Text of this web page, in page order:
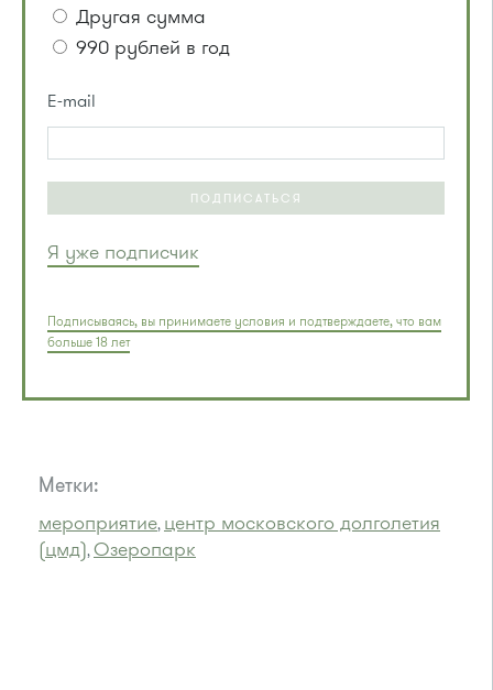
Другая сумма
990 рублей в год
E-mail
ПОДПИСАТЬСЯ
Я уже подписчик
Подписываясь, вы принимаете условия и подтверждаете, что вам
больше 18 лет
Метки:
мероприятие, центр московского долголетия
(цмд),Озеропарк